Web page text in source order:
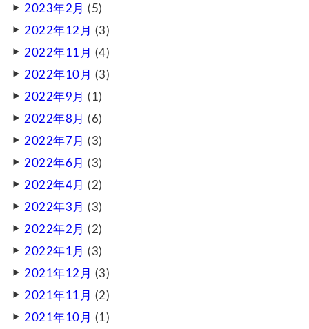
2023年2月 (5)
2022年12月 (3)
2022年11月 (4)
2022年10月 (3)
2022年9月 (1)
2022年8月 (6)
2022年7月 (3)
2022年6月 (3)
2022年4月 (2)
2022年3月 (3)
2022年2月 (2)
2022年1月 (3)
2021年12月 (3)
2021年11月 (2)
2021年10月 (1)